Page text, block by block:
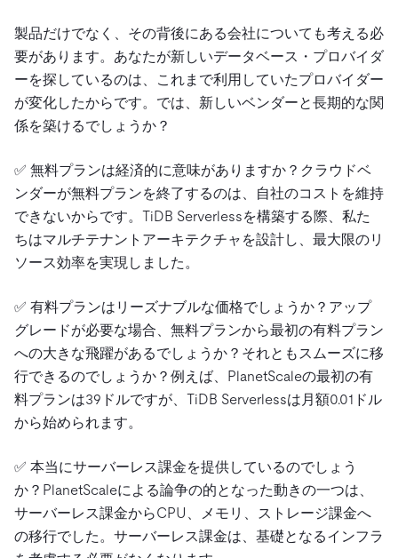
製品だけでなく、その背後にある会社についても考える必
要があります。あなたが新しいデータベース・プロバイダ
ーを探しているのは、これまで利用していたプロバイダー
が変化したからです。では、新しいベンダーと長期的な関
係を築けるでしょうか？
✅ 無料プランは経済的に意味がありますか？クラウドベ
ンダーが無料プランを終了するのは、自社のコストを維持
できないからです。TiDB Serverlessを構築する際、私た
ちはマルチテナントアーキテクチャを設計し、最大限のリ
ソース効率を実現しました。
✅ 有料プランはリーズナブルな価格でしょうか？アップ
グレードが必要な場合、無料プランから最初の有料プラン
への大きな飛躍があるでしょうか？それともスムーズに移
行できるのでしょうか？例えば、PlanetScaleの最初の有
料プランは39ドルですが、TiDB Serverlessは月額0.01ドル
から始められます。
✅ 本当にサーバーレス課金を提供しているのでしょう
か？PlanetScaleによる論争の的となった動きの一つは、
サーバーレス課金からCPU、メモリ、ストレージ課金へ
の移行でした。サーバーレス課金は、基礎となるインフラ